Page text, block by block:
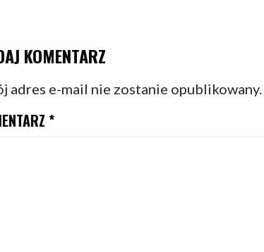
KOMENTARZ
adres e-mail nie zostanie opublikowany.
*